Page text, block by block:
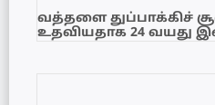
வத்தளை துப்பாக்கிச்
உதவியதாக 24 வயது